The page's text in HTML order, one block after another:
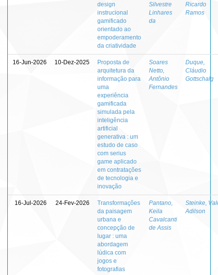
design
instrucional
gamificado
orientado ao
empoderamento
da criatividade
Silvestre
Linhares
da
Ricardo
Ramos
16-Jun-2026 10-Dez-2025
Proposta de
arquitetura da
informação para
uma
experiência
gamificada
simulada pela
inteligência
artificial
generativa : um
estudo de caso
com serius
game aplicado
em contratações
de tecnologia e
inovação
Soares
Netto,
Antônio
Fernandes
Duque,
Cláudio
Gottschalg
16-Jul-2026 24-Fev-2026
Transformações
da paisagem
urbana e
concepção de
lugar : uma
abordagem
lúdica com
jogos e
fotografias
Pantano,
Keila
Cavalcanti
de Assis
Steinke,
Adilson